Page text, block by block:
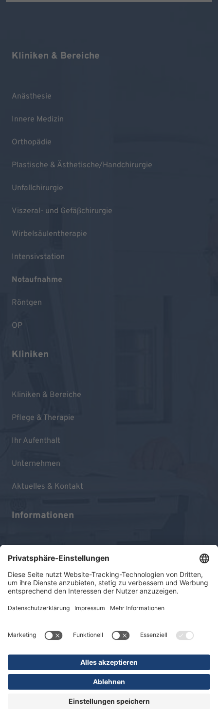
Kliniken & Bereiche
Anästhesie
Innere Medizin
Orthopädie
Plastische & Ästhetische/Handchirurgie
Unfallchirurgie
Viszeral- und Gefäßchirurgie
Wirbelsäulentherapie
Intensivstation
Notaufnahme
Röntgen
OP
Kliniken
Kliniken & Bereiche
Pflege & Therapie
Ihr Aufenthalt
Unternehmen
Aktuelles & Kontakt
Informationen
Impressum
Datenschutz
Sitemap
© 2026 KLINIKEN DR. ERLER